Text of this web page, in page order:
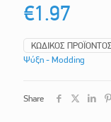
€1.97
ΚΩΔΙΚΌΣ
Ψύξη - Modding
Share